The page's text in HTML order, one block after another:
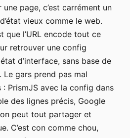
page, c’est carrément un
vieux comme le web.
que l’URL encode tout ce
retrouver une config
d’interface, sans base de
Le gars prend pas mal
: PrismJS avec la config dans
des lignes précis, Google
peut tout partager et
C’est con comme chou,